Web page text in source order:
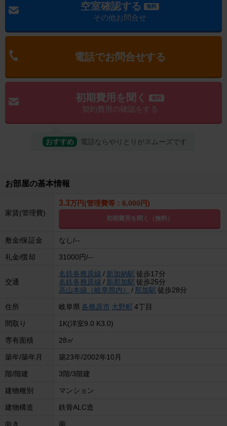
空室確認する 無料
その他お問合せ
電話でお問合せする
初期費用を聞く 無料
契約費用の確認をする
おすすめ 電話ならやりとりがスムーズです
お部屋の基本情報
家賃(管理費)
3.3万円(管理費等：6,000円)
初期費用を聞く（無料）
敷金/保証金 なし/--
礼金/償却 31000円/--
交通
名鉄各務原線 / 新加納駅 徒歩17分
名鉄各務原線 / 新那加駅 徒歩25分
高山本線（岐阜県内）
/ 那加駅 徒歩28分
住所 岐阜県 各務原市 大野町4丁目
間取り 1K(洋室9.0 K3.0)
専有面積 28㎡
築年/築年月 築23年/2002年10月
階/階建 3階/3階建
建物種別 マンション
建物構造 鉄骨ALC造
向き 南